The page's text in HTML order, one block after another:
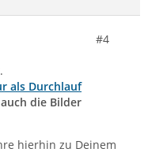
#4
als Durchlauf
die Bilder
hierhin zu Deinem